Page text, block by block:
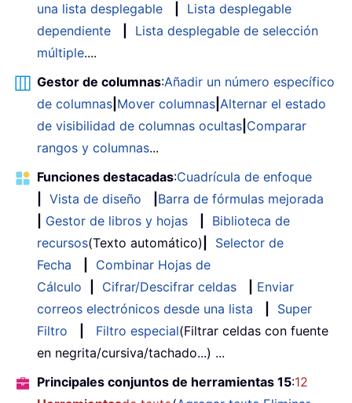
una lista desplegable
Lista desplegable
dependiente
Lista desplegable de selección
múltiple....
Gestor de columnas:Añadir un número específico
de columnas Mover columnas Alternar el estado
de visibilidad de columnas ocultas Comparar
rangos y columnas...
Funciones destacadas:Cuadrícula de enfoque
Vista de diseño
Barra de fórmulas mejorada
Gestor de libros y hojas
Biblioteca de
recursos(Texto automático)
Selector de
Fecha
Combinar Hojas de
Cálculo
Cifrar/Descifrar celdas
Enviar
correos electrónicos desde una lista
Super
Filtro
Filtro especial(Filtrar celdas con fuente
en negrita/cursiva/tachado...) ...
Principales conjuntos de herramientas 15:12